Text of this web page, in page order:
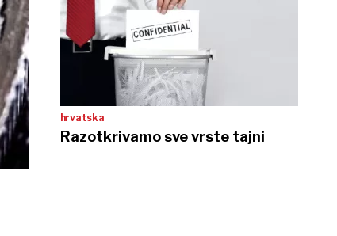
hrvatska
Razotkrivamo sve vrste tajni